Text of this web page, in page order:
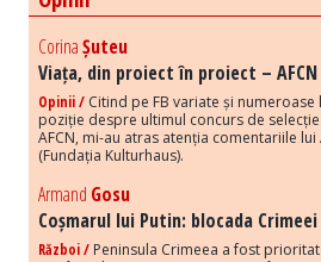
CorinaȘuteu
Viața, din proiect în proiect – AFCN
Opinii / Citind pe FB variate și numeroase
poziție despre ultimul concurs de
AFCN, mi-au atras atenția comentariile
(Fundația Kulturhaus).
Armand Gosu
Coșmarul lui Putin: blocada Crimeei
Război / Peninsula Crimeea a fost